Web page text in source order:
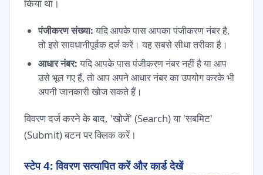
किया था।
पंजीकरण संख्या: यदि आपके पास आपका पंजीकरण नंबर है,
तो इसे सावधानीपूर्वक दर्ज करें। यह सबसे सीधा तरीका है।
आधार नंबर: यदि आपके पास पंजीकरण नंबर नहीं है या आप
उसे भूल गए हैं, तो आप अपने आधार नंबर का उपयोग करके भी
अपनी जानकारी खोज सकते हैं।
विवरण दर्ज करने के बाद, 'खोजें' (Search) या 'सबमिट'
(Submit) बटन पर क्लिक करें।
स्टेप 4: विवरण सत्यापित करें और कार्ड देखें